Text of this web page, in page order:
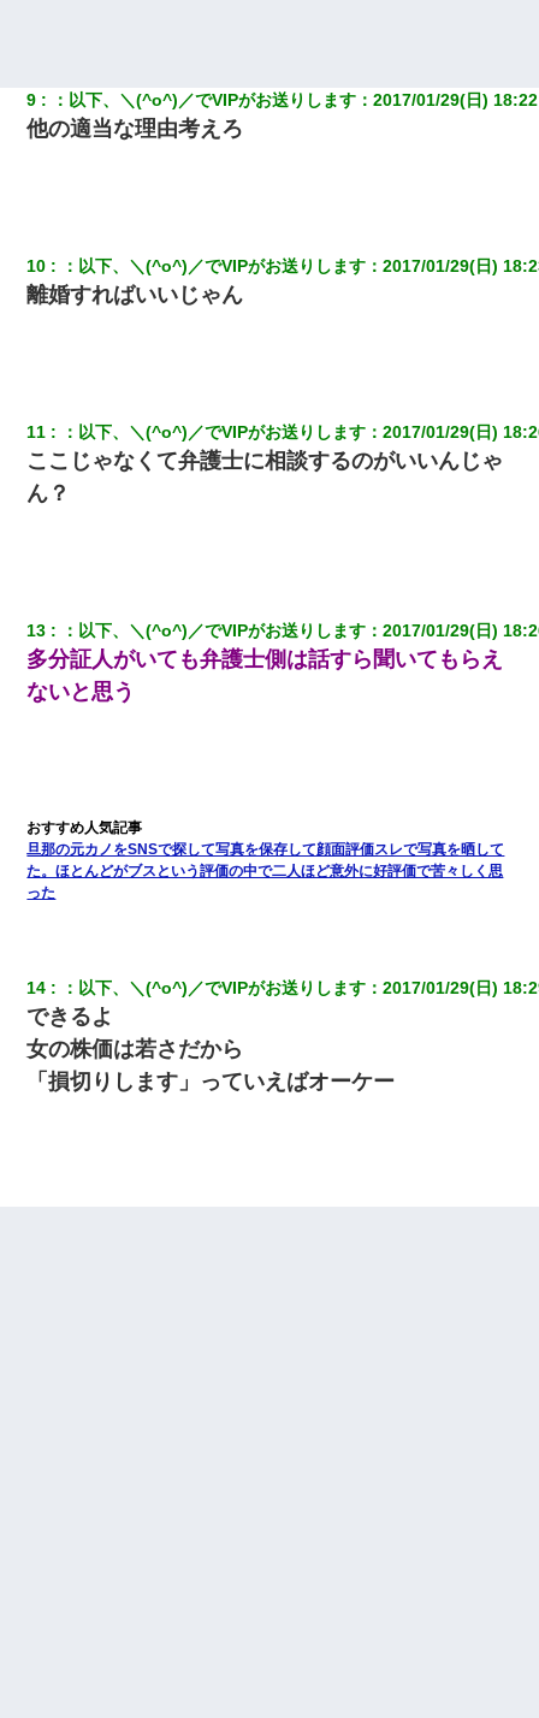
居酒屋にて。兄の紹介者「お酒飲みなって」私「未成年なので無
理です！」酷すぎるワードの連発で、耐えきれず店員に5千円を渡
【驚愕】5000円でＪＫと行為してきたが後悔しかない…
妻が亡くなったんだけど正直ガチで嬉しい
【衝撃】婚約者「兄と結婚はするけど嫁入りするわけじゃない。
妻「ずっと好きだった人と一緒になりたいから、わかれてくださ
い」→離婚後、娘と実家で生活してると…
童貞俺、宅飲みした女友達2人を家に泊めた結果ｗｗｗｗｗｗ
9 ： 以下、＼(^o^)／でVIPがお送りします ：2017/01/29(日)
他の適当な理由考えろ
10 ： 以下、＼(^o^)／でVIPがお送りします ：2017/01/29(日)
離婚すればいいじゃん
11 ： 以下、＼(^o^)／でVIPがお送りします ：2017/01/29(日)
ここじゃなくて弁護士に相談するのがいいんじゃ
ん？
13 ： 以下、＼(^o^)／でVIPがお送りします ：2017/01/29(日)
多分証人がいても弁護士側は話すら聞いてもらえ
ないと思う
旦那の元カノをSNSで探して写真を保存して顔面評価スレで写真を晒して
た。ほとんどがブスという評価の中で二人ほど意外に好評価で苦々しく思
った
14 ： 以下、＼(^o^)／でVIPがお送りします ：2017/01/29(日)
できるよ
女の株価は若さだから
「損切りします」っていえばオーケー